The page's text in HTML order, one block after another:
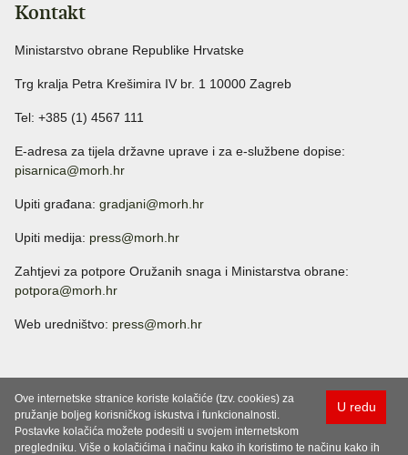
Kontakt
Ministarstvo obrane Republike Hrvatske
Trg kralja Petra Krešimira IV br. 1 10000 Zagreb
Tel: +385 (1) 4567 111
E-adresa za tijela državne uprave i za e-službene dopise:
pisarnica@morh.hr
Upiti građana: gradjani@morh.hr
Upiti medija: press@morh.hr
Zahtjevi za potpore Oružanih snaga i Ministarstva obrane:
potpora@morh.hr
Web uredništvo: press@morh.hr
U redu
Ove internetske stranice koriste kolačiće (tzv. cookies) za
pružanje boljeg korisničkog iskustva i funkcionalnosti.
Postavke kolačića možete podesiti u svojem internetskom
pregledniku. Više o kolačićima i načinu kako ih koristimo te načinu kako ih